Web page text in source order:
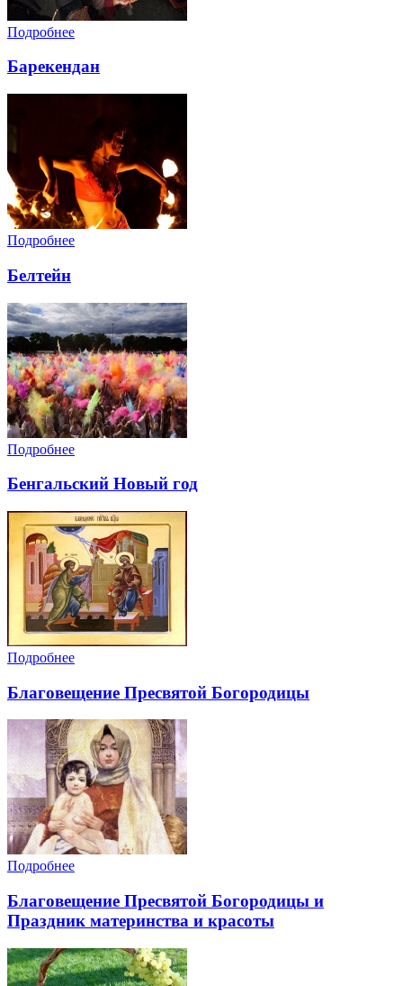
Подробнее
Барекендан
Подробнее
Белтейн
Подробнее
Бенгальский Новый год
Подробнее
Благовещение Пресвятой Богородицы
Подробнее
Благовещение Пресвятой Богородицы и
Праздник материнства и красоты